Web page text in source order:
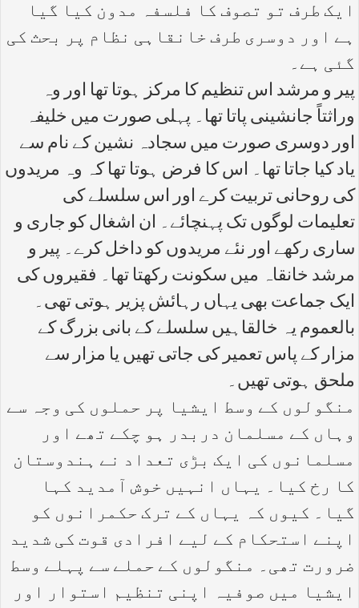
ایک طرف تو تصوف کا فلسفہ مدون کیا گیا
ہے اور دوسری طرف خانقاہی نظام پر بحث کی
گئی ہے۔
پیر و مرشد اس تنظیم کا مرکز ہوتا تھا اور وہ
وراثتاً جانشینی پاتا تھا۔ پہلی صورت میں خلیفہ
اور دوسری صورت میں سجادہ نشین کے نام سے
یاد کیا جاتا تھا۔ اس کا فرض ہوتا تھا کہ وہ مریدوں
کی روحانی تربیت کرے اور اس سلسلے کی
تعلیمات لوگوں تک پہنچائے۔ ان اشغال کو جاری و
ساری رکھے اور نئے مریدوں کو داخل کرے۔ پیر و
مرشد خانقاہ میں سکونت رکھتا تھا۔ فقیروں کی
ایک جماعت بھی یہاں رہائش پزیر ہوتی تھی۔
بالعموم یہ خالقاہیں سلسلے کے بانی بزرگ کے
مزار کے پاس تعمیر کی جاتی تھیں یا مزار سے
ملحق ہوتی تھیں۔
منگولوں کے وسط ایشیا پر حملوں کی وجہ سے
وہاں کے مسلمان دربدر ہو چکے تھے اور
مسلمانوں کی ایک بڑی تعداد نے ہندوستان
کا رخ کیا۔ یہاں انہیں خوش آمدید کہا
گیا۔ کیوں کہ یہاں کے ترک حکمرانوں کو
اپنے استحکام کے لیے افرادی قوت کی شدید
ضرورت تھی۔ منگولوں کے حملے سے پہلے وسط
ایشیا میں صوفیہ اپنی تنظیم استوار اور